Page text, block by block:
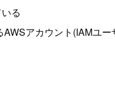
る
アカウント(IAMユ